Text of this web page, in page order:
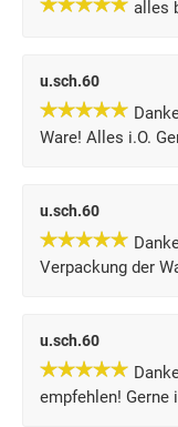
alles
u.sch.60
Ware! Alles i.O.
u.sch.60
Verpackung der
u.sch.60
empfehlen! Gerne